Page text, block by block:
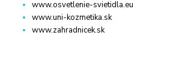
www.osvetlenie-svietidla.eu
www.uni-kozmetika.sk
www.zahradnicek.sk